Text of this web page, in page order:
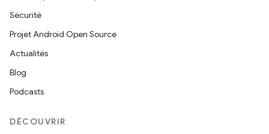
Sécurité
Projet Android Open Source
Actualités
Blog
Podcasts
DÉCOUVRIR